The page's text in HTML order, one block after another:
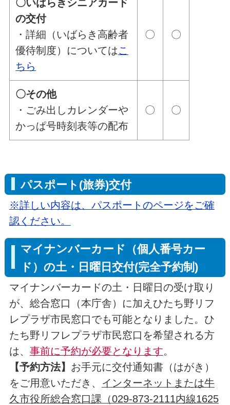
〇いばらきシニアカード
の交付
・詳細（いばらき高齢者
優待制度）についてはこ
ちら
〇 〇
〇その他
・ごみ出しカレンダーや
かっぱ号時刻表等の配布
〇 〇
パスポート(旅券)交付
※詳しい内容は、パスポートのページをご確
認ください。
マイナンバーカード（個人番号カー
ド）の土・日曜日交付(完全予約制)
マイナンバーカードの土・日曜日の受け取り
が、総合窓口（本庁舎）に加えひたち野リフ
レプラザ市民窓口でも可能となりました。ひ
たち野リフレプラザ市民窓口を希望される方
は、 事前に予約が必要となります。
【予約方法】 お手元に交付通知書（はがき）
をご用意いただき、 インターネットまたは牛
久市役所総合窓口課（029-873-2111内線1625